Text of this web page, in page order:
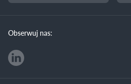
Obserwuj nas: